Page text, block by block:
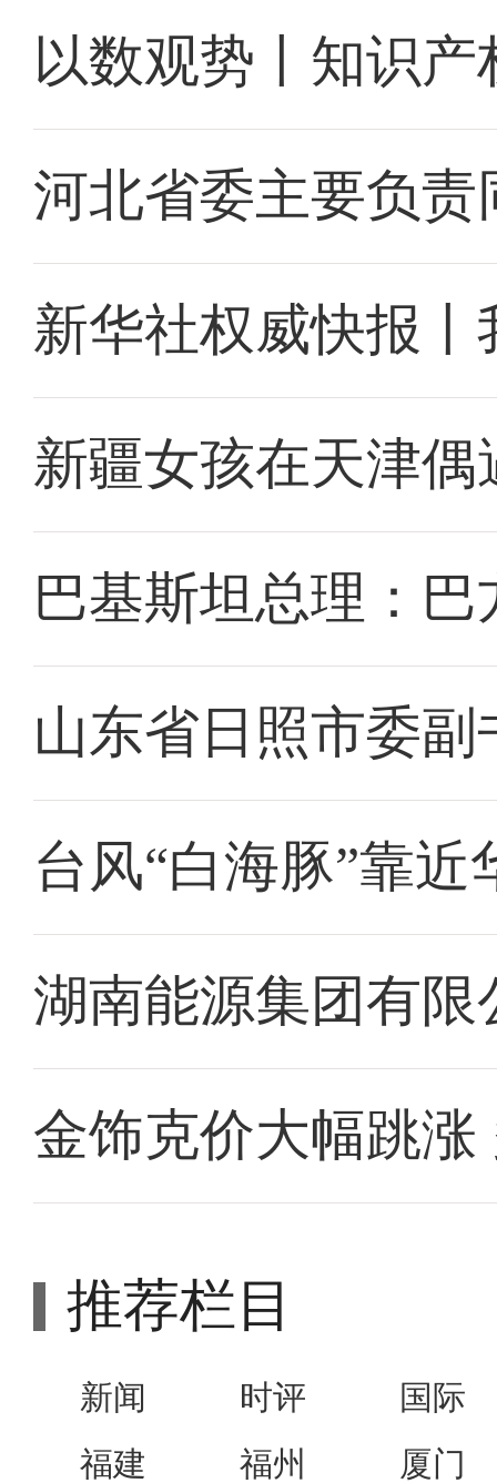
以数观势丨知识
河北省委主要负
新华社权威快报
新疆女孩在天津
巴基斯坦总理：
山东省日照市委
台风“白海豚”靠近
湖南能源集团有
金饰克价大幅跳
推荐栏目
新闻 时评
国际
福建
福州
厦门